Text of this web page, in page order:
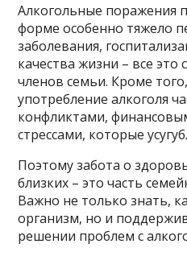
Алкогольные поражения
форме особенно тяжело
заболевания,
качества жизни – все это
членов семьи. Кроме
употребление алкоголя
конфликтами,
стрессами, которые
Поэтому забота о
близких – это часть
Важно не только знать,
организм, но и
решении проблем с